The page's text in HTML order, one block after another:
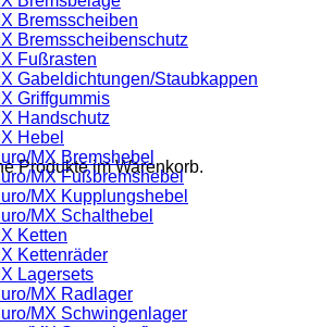
Produkte im Warenkorb.
Bremsscheiben
Bremsscheibenschutz
Fußrasten
Gabeldichtungen/Staubkappen
Griffgummis
Handschutz
Hebel
MX Bremshebel
MX Fußbremshebel
MX Kupplungshebel
MX Schalthebel
Ketten
Kettenräder
Lagersets
MX Radlager
MX Schwingenlager